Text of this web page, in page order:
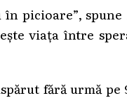
picioare”,
viața între
fără urmă